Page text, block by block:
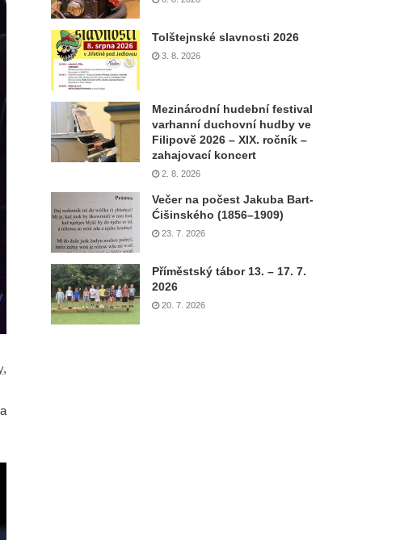
,
Tolštejnské slavnosti 2026
3. 8. 2026
Mezinárodní hudební festival
varhanní duchovní hudby ve
Filipově 2026 – XIX. ročník –
zahajovací koncert
2. 8. 2026
Večer na počest Jakuba Bart-
Ćišinského (1856–1909)
23. 7. 2026
Příměstský tábor 13. – 17. 7.
2026
20. 7. 2026